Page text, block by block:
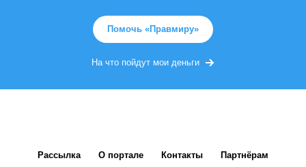
Помочь «Правмиру»
На что пойдут мои деньги
Рассылка О портале Контакты Партнёрам